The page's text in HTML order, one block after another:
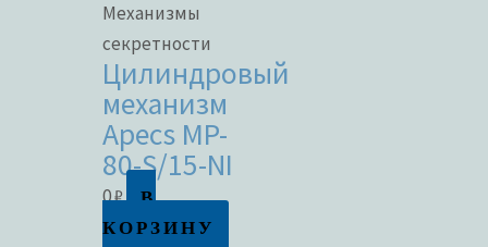
Механизмы
секретности
Цилиндровый
механизм
Apecs MP-
80-S/15-NI
0₽
В
КОРЗИНУ